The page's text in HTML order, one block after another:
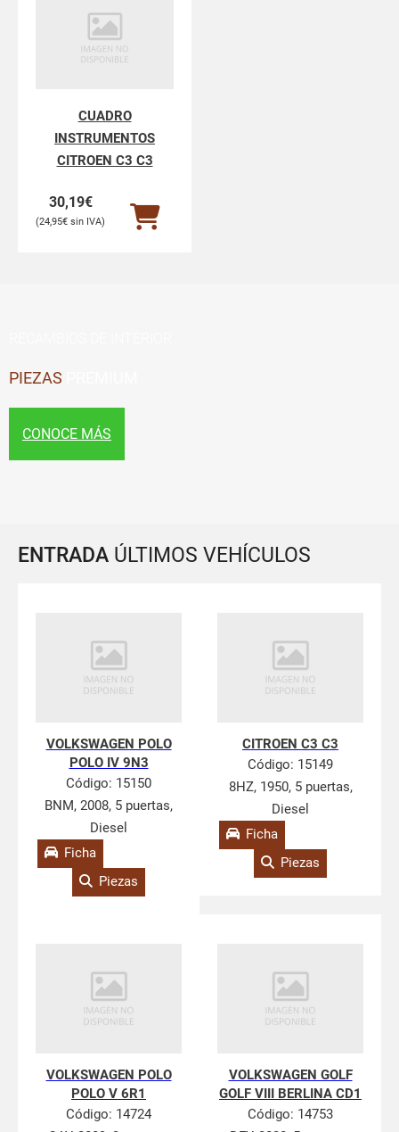
CUADRO
INSTRUMENTOS
CITROEN C3 C3
30,19€
24,95€
PIEZAS
CONOCE MÁS
ENTRADA ÚLTIMOS VEHÍCULOS
VOLKSWAGEN POLO
POLO IV 9N3
Código: 15150
BNM, 2008, 5 puertas,
Diesel
Ficha
Piezas
CITROEN C3 C3
Código: 15149
8HZ, 1950, 5 puertas,
Diesel
Ficha
Piezas
VOLKSWAGEN POLO
POLO V 6R1
Código: 14724
VOLKSWAGEN GOLF
GOLF VIII BERLINA CD1
Código: 14753